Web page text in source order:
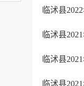
临沭县
临沭县
临沭县
临沭县